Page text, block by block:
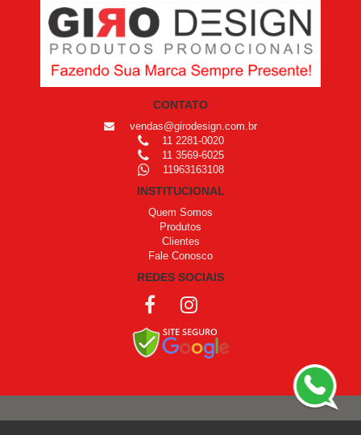
CONTATO
vendas@girodesign.com.br
11 2281-0020
11 3569-6025
11963163108
INSTITUCIONAL
Quem Somos
Produtos
Clientes
Fale Conosco
REDES SOCIAIS